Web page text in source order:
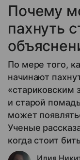
Почему
пахнуть
По мере того,
начинают
«стариковским
и старой
может
Ученые
когда стоит